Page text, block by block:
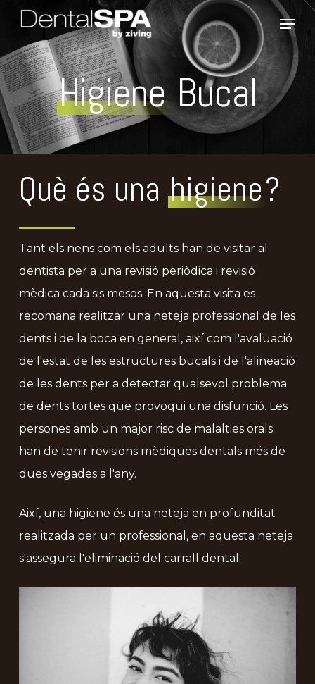
Skip
main
content
Menu
HigieneBucal
Què és una higiene?
Tant els nens com els adults han de visitar al
dentista per a una revisió periòdica i revisió
mèdica cada sis mesos. En aquesta visita es
recomana realitzar una neteja professional de les
dents i de la boca en general, així com l'avaluació
de l'estat de les estructures bucals i de l'alineació
de les dents per a detectar qualsevol problema
de dents tortes que provoqui una disfunció. Les
persones amb un major risc de malalties orals
han de tenir revisions mèdiques dentals més de
dues vegades a l'any.
Així, una higiene és una neteja en profunditat
realitzada per un professional, en aquesta neteja
s'assegura l'eliminació del carrall dental.